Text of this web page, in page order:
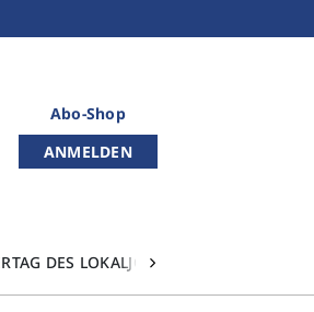
Abo-Shop
ANMELDEN
TAG DES LOKALJOURNALISMUS